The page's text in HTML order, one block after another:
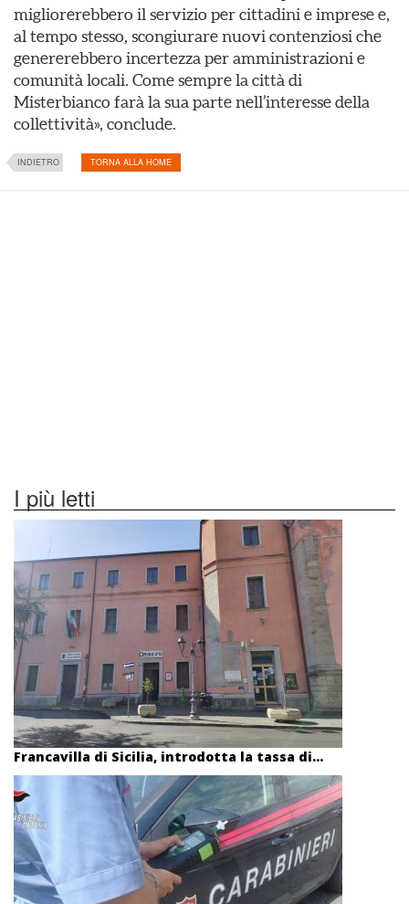
migliorerebbero il servizio per cittadini e imprese e,
al tempo stesso, scongiurare nuovi contenziosi che
genererebbero incertezza per amministrazioni e
comunità locali. Come sempre la città di
Misterbianco farà la sua parte nell’interesse della
collettività», conclude.
INDIETRO TORNA ALLA HOME
I più letti
Francavilla di Sicilia, introdotta la tassa di...